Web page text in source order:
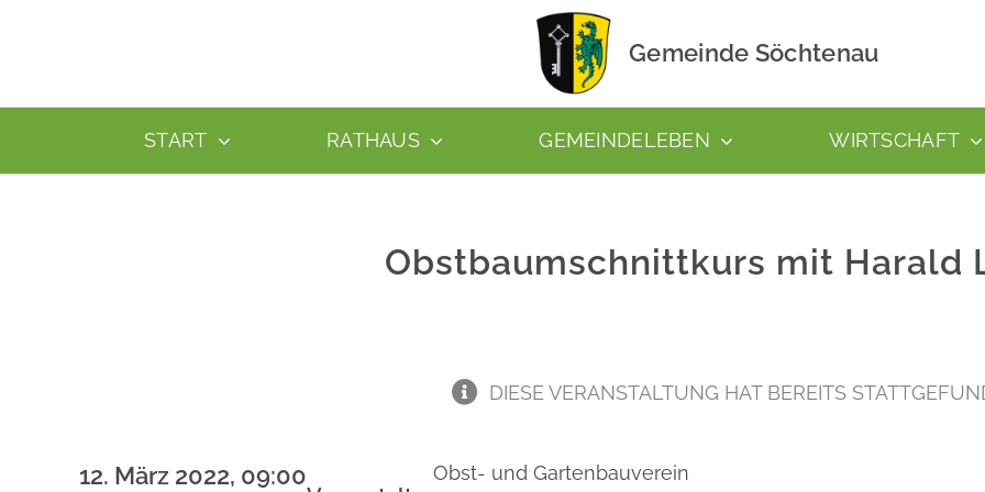
Gemeinde Söchtenau
START RATHAUS GEMEINDELEBEN WIRTSCHAFT
Obstbaumschnittkurs mit Harald
DIESE VERANSTALTUNG HAT BEREITS
12. März 2022, 09:00 Obst- und Gartenbauverein